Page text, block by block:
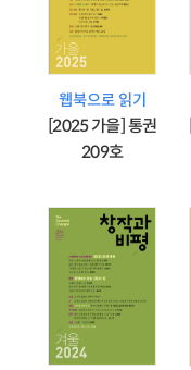
웹북으로 읽기
[2025 가을] 통권
209호